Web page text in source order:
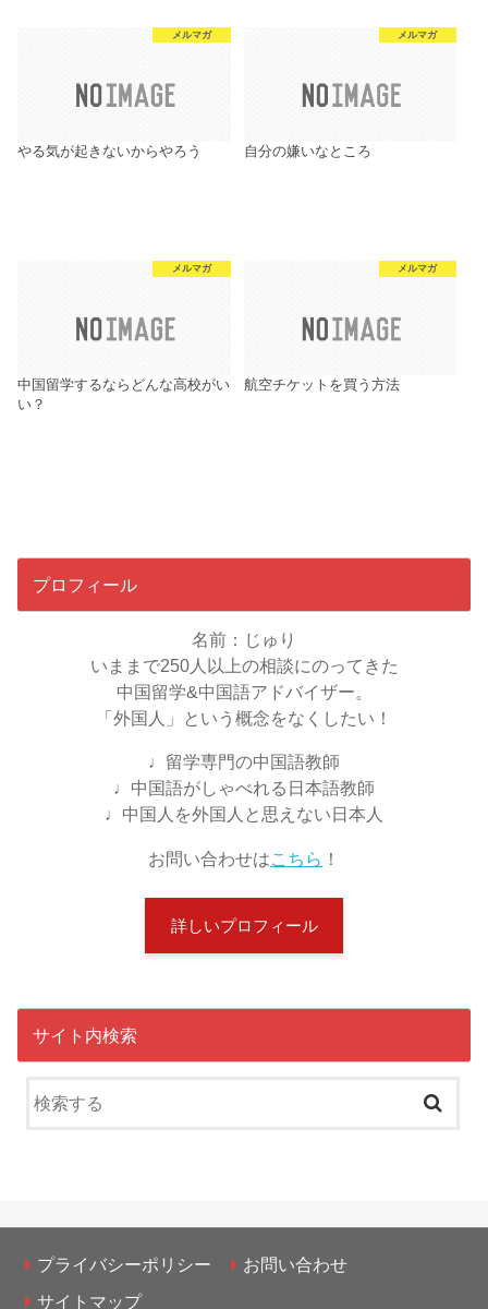
メルマガ
やる気が起きないからやろう
メルマガ
自分の嫌いなところ
メルマガ
中国留学するならどんな高校がい
い？
メルマガ
航空チケットを買う方法
プロフィール
名前：じゅり
いままで250人以上の相談にのってきた
中国留学&中国語アドバイザー。
「外国人」という概念をなくしたい！
♩留学専門の中国語教師
♩中国語がしゃべれる日本語教師
♩中国人を外国人と思えない日本人
お問い合わせはこちら ！
詳しいプロフィール
サイト内検索
プライバシーポリシー
お問い合わせ
サイトマップ